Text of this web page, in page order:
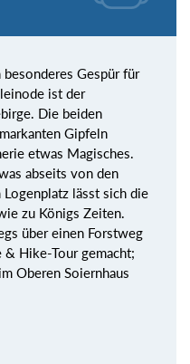
Gespür für
ist der
Die beiden
Gipfeln
etwas Magisches.
abseits von den
lässt sich die
zu Königs Zeiten.
über einen Forstweg
Hike-Tour gemacht;
Oberen Soiernhaus